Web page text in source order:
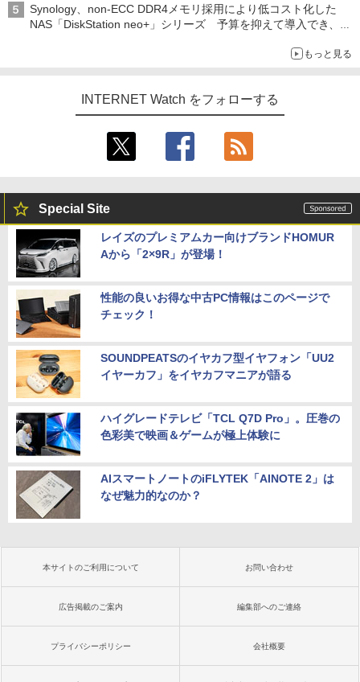
Synology、non-ECC DDR4メモリ採用により低コスト化した
NAS「DiskStation neo+」シリーズ 予算を抑えて導入でき、
もっと見る
INTERNET Watch をフォローする
Special Site
レイズのプレミアムカー向けブランドHOMUR
Aから「2×9R」が登場！
性能の良いお得な中古PC情報はこのページで
チェック！
SOUNDPEATSのイヤカフ型イヤフォン「UU2
イヤーカフ」をイヤカフマニアが語る
ハイグレードテレビ「TCL Q7D Pro」。圧巻の
色彩美で映画＆ゲームが極上体験に
AIスマートノートのiFLYTEK「AINOTE 2」は
なぜ魅力的なのか？
本サイトのご利用について お問い合わせ
広告掲載のご案内 編集部へのご連絡
プライバシーポリシー 会社概要